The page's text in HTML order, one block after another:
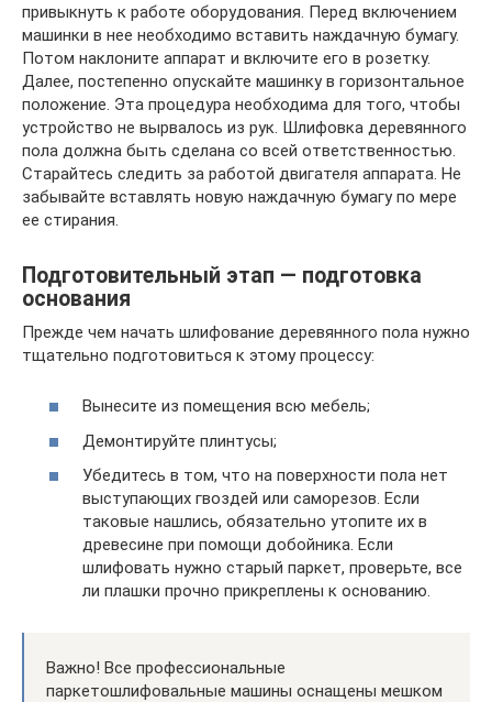
привыкнуть к работе оборудования. Перед включением
машинки в нее необходимо вставить наждачную бумагу.
Потом наклоните аппарат и включите его в розетку.
Далее, постепенно опускайте машинку в горизонтальное
положение. Эта процедура необходима для того, чтобы
устройство не вырвалось из рук. Шлифовка деревянного
пола должна быть сделана со всей ответственностью.
Старайтесь следить за работой двигателя аппарата. Не
забывайте вставлять новую наждачную бумагу по мере
ее стирания.
Подготовительный этап — подготовка
основания
Прежде чем начать шлифование деревянного пола нужно
тщательно подготовиться к этому процессу:
Вынесите из помещения всю мебель;
Демонтируйте плинтусы;
Убедитесь в том, что на поверхности пола нет
выступающих гвоздей или саморезов. Если
таковые нашлись, обязательно утопите их в
древесине при помощи добойника. Если
шлифовать нужно старый паркет, проверьте, все
ли плашки прочно прикреплены к основанию.
Важно! Все профессиональные
паркетошлифовальные машины оснащены мешком